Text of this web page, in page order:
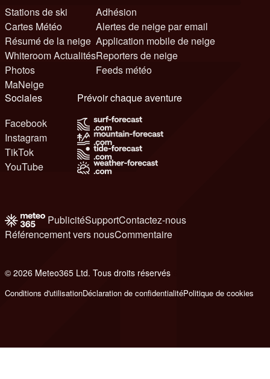
Stations de ski
Cartes Météo
Résumé de la neige
Whiteroom Actualités
Photos
MaNeige
Adhésion
Alertes de neige par email
Application mobile de neige
Reporters de neige
Feeds météo
Sociales
Facebook
Instagram
TikTok
YouTube
Prévoir chaque aventure
PublicitéSupportContactez-nous
Référencement vers nousCommentaire
© 2026 Meteo365 Ltd. Tous droits réservés
Conditions d'utilisationDéclaration de confidentialitéPolitique de cookies